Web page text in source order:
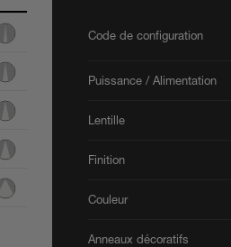
Code de configuration
Puissance / Alimentation
Lentille
Finition
Couleur
Anneaux décoratifs